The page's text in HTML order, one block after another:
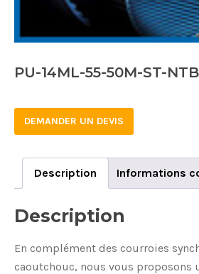
PU-14ML-55-50M-ST-NTB
DEMANDER UN DEVIS
Description Informations
Description
En complément des courroies
caoutchouc, nous vous proposons